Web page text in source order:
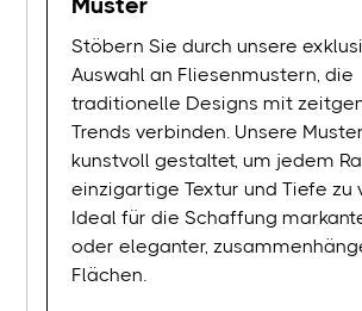
Muster
Stöbern Sie durch unsere
Auswahl an Fliesenmustern, die
traditionelle Designs mit
Trends verbinden. Unsere
kunstvoll gestaltet, um jedem
einzigartige Textur und Tiefe zu
Ideal für die Schaffung
oder eleganter,
Flächen.